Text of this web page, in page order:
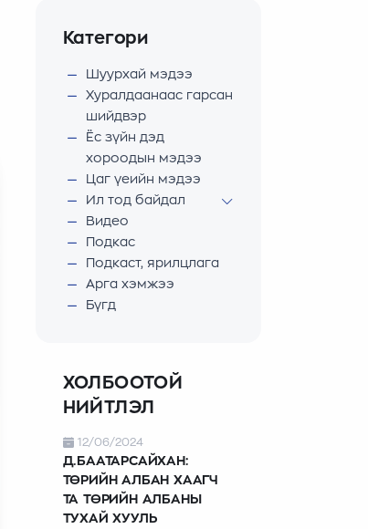
Категори
Шуурхай мэдээ
Хуралдаанаас гарсан
шийдвэр
Ёс зүйн дэд
хороодын мэдээ
Цаг үеийн мэдээ
Ил тод байдал
Видео
Подкас
Подкаст, ярилцлага
Арга хэмжээ
Бүгд
ХОЛБООТОЙ
НИЙТЛЭЛ
12/06/2024
Д.БААТАРСАЙХАН:
ТӨРИЙН АЛБАН ХААГЧ
ТА ТӨРИЙН АЛБАНЫ
ТУХАЙ ХУУЛЬ